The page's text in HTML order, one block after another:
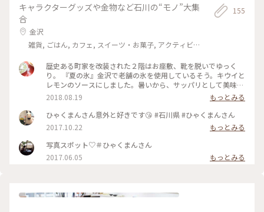
キャラクターグッズや金物など石川の“モノ”大集
合
金沢
雑貨, ごはん, カフェ, スイーツ・お菓子, アクティビ
155
歴史ある町家を改装された２階はお座敷、靴を脱いでゆっく
り。 『夏の氷』金沢で老舗の氷を使用しているそう。キウイと
レモンのソースにしました。暑いから、サッパリとして美味し
い～✨今年初かき氷です😋米糀を使ったソースのかき氷や、コ
ーヒー、米糀スムージーは、地元能登のブルーベリーを使った
りなど、どれも魅力的。 1階は地元の食材から作った、お菓子
や調味料、海藻など。セレクトされた雑貨や食器など、見てい
るだけでも楽しく、とても居心地の良い空間でした。 バス停
すぐです。 #とっておきの旅#金沢#東山#かき氷#八百萬本舗#
ことりっぷ石川
2018.08.19
もっとみる
ひゃくまんさん意外と好きです😘 #石川県 #ひゃくまんさん
2017.10.22
もっとみる
写真スポット♡＃ひゃくまんさん
2017.06.05
もっとみる